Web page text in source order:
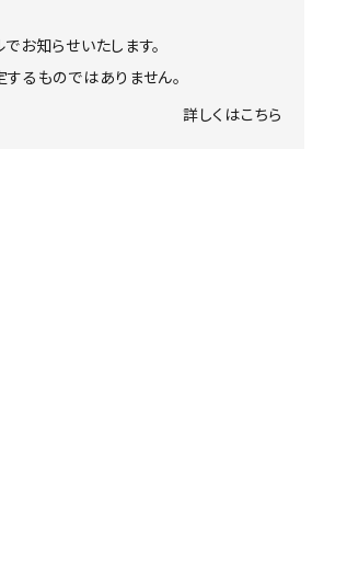
お知らせいたします。
るものではありません。
詳しくはこちら